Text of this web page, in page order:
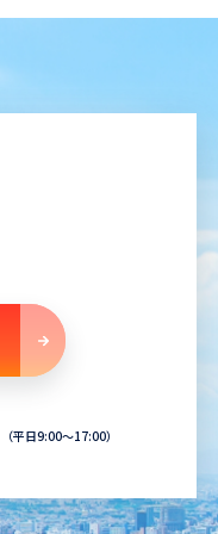
（平日9:00〜17:00）